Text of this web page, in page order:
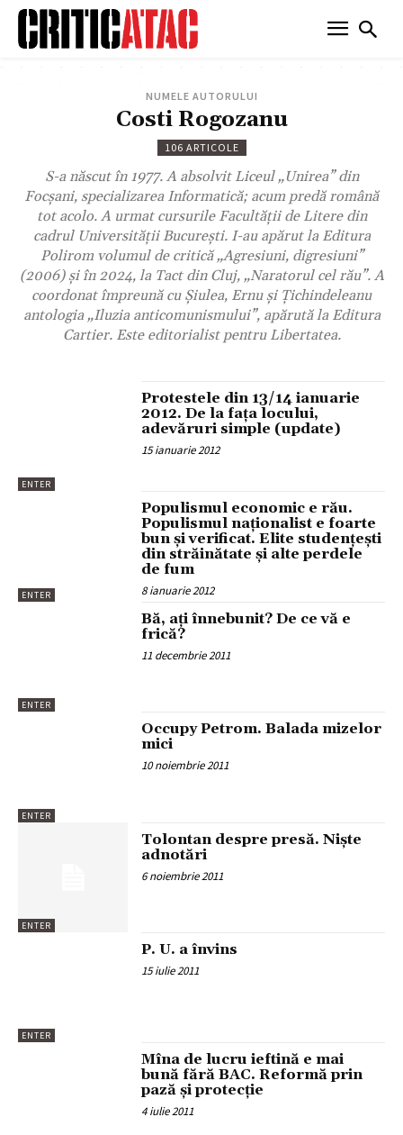
NUMELE AUTORULUI
Costi Rogozanu
106 ARTICOLE
S-a născut în 1977. A absolvit Liceul „Unirea” din
Focșani, specializarea Informatică; acum predă română
tot acolo. A urmat cursurile Facultății de Litere din
cadrul Universității București. I-au apărut la Editura
Polirom volumul de critică „Agresiuni, digresiuni”
(2006) şi în 2024, la Tact din Cluj, „Naratorul cel rău”. A
coordonat împreună cu Şiulea, Ernu şi Ţichindeleanu
antologia „Iluzia anticomunismului”, apărută la Editura
Cartier. Este editorialist pentru Libertatea.
ENTER
Protestele din 13/14 ianuarie
2012. De la faţa locului,
adevăruri simple (update)
15 ianuarie 2012
ENTER
Populismul economic e rău.
Populismul naționalist e foarte
bun și verificat. Elite studenţeşti
din străinătate şi alte perdele
de fum
8 ianuarie 2012
ENTER
Bă, aţi înnebunit? De ce vă e
frică?
11 decembrie 2011
ENTER
Occupy Petrom. Balada mizelor
mici
10 noiembrie 2011
ENTER
Tolontan despre presă. Nişte
adnotări
6 noiembrie 2011
ENTER
P. U. a învins
15 iulie 2011
Mîna de lucru ieftină e mai
bună fără BAC. Reformă prin
pază şi protecţie
4 iulie 2011